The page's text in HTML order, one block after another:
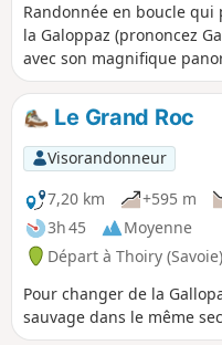
Randonnée en boucle
la Galoppaz (prononcez
avec son magnifique
Le Grand Roc
Visorandonneur
7,20 km
+595 m
3h 45
Moyenne
Départ à Thoiry
Pour changer de la
sauvage dans le même